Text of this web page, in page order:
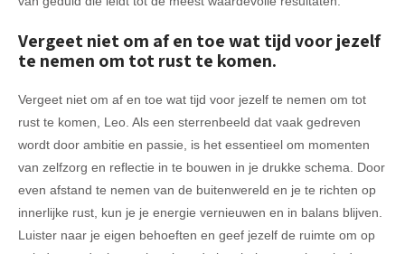
Vergeet niet om af en toe wat tijd voor jezelf
te nemen om tot rust te komen.
Vergeet niet om af en toe wat tijd voor jezelf te nemen om tot
rust te komen, Leo. Als een sterrenbeeld dat vaak gedreven
wordt door ambitie en passie, is het essentieel om momenten
van zelfzorg en reflectie in te bouwen in je drukke schema. Door
even afstand te nemen van de buitenwereld en je te richten op
innerlijke rust, kun je je energie vernieuwen en in balans blijven.
Luister naar je eigen behoeften en geef jezelf de ruimte om op